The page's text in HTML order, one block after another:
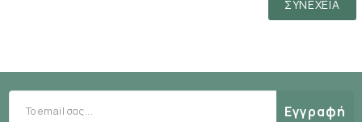
ΣΥΝΈΧΕΙΑ
Εγγραφή